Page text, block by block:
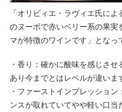
「オリビィエ・ラヴィエ氏に
のヌーボで赤いベリー系の果実
マが特徴のワインです」となっ
・香り：確かに酸味を感じさ
あり今までとはレベルが違いま
・ファーストインプレッショ
ンスが取れていてやや軽い口当